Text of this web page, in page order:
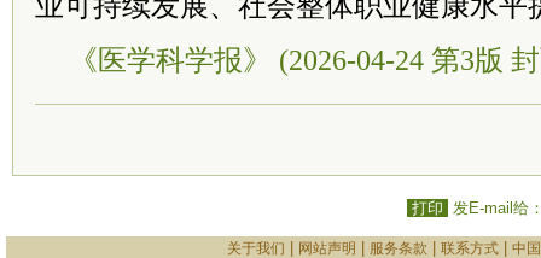
《医学科学报》 (2026-04-24 第3版
打印 发E-mail给
关于我们 网站声明 服务条款 联系方式| 中